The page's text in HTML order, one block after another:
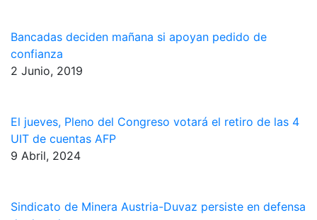
Bancadas deciden mañana si apoyan pedido de
confianza
2 Junio, 2019
El jueves, Pleno del Congreso votará el retiro de las 4
UIT de cuentas AFP
9 Abril, 2024
Sindicato de Minera Austria-Duvaz persiste en defensa